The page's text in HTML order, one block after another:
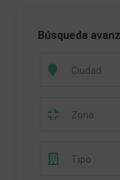
Búsqueda
Ciudad
Zona
Tipo